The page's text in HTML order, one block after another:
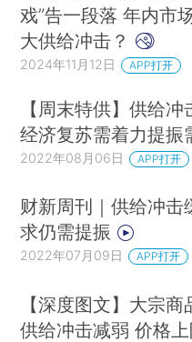
戏”告一段落 年内市
大供给冲击？
2024年11月12日 APP打开
【周末特供】供给冲
经济复苏需着力提振
2022年08月06日 APP打开
财新周刊｜供给冲击
求仍需提振
2022年07月09日 APP打开
【深度图文】大宗商
供给冲击减弱 价格